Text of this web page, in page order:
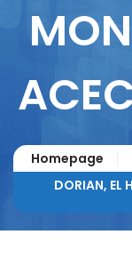
Homepage
DORIAN, EL